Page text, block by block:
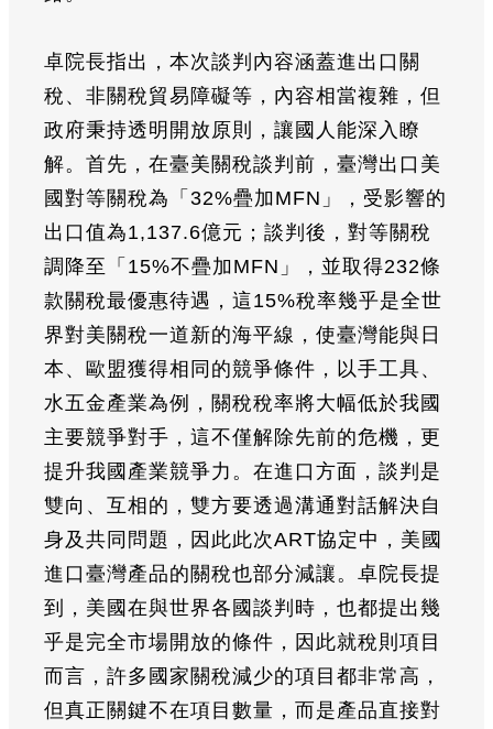
卓院長指出，本次談判內容涵蓋進出口關
稅、非關稅貿易障礙等，內容相當複雜，但
政府秉持透明開放原則，讓國人能深入瞭
解。首先，在臺美關稅談判前，臺灣出口美
國對等關稅為「32%疊加MFN」，受影響的
出口值為1,137.6億元；談判後，對等關稅
調降至「15%不疊加MFN」，並取得232條
款關稅最優惠待遇，這15%稅率幾乎是全世
界對美關稅一道新的海平線，使臺灣能與日
本、歐盟獲得相同的競爭條件，以手工具、
水五金產業為例，關稅稅率將大幅低於我國
主要競爭對手，這不僅解除先前的危機，更
提升我國產業競爭力。在進口方面，談判是
雙向、互相的，雙方要透過溝通對話解決自
身及共同問題，因此此次ART協定中，美國
進口臺灣產品的關稅也部分減讓。卓院長提
到，美國在與世界各國談判時，也都提出幾
乎是完全市場開放的條件，因此就稅則項目
而言，許多國家關稅減少的項目都非常高，
但真正關鍵不在項目數量，而是產品直接對